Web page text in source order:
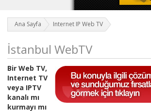
Ana Sayfa Internet IP Web TV
İstanbul WebTV
Bir Web TV,
Internet TV
veya IPTV
kanalı mı
kurmayı mı